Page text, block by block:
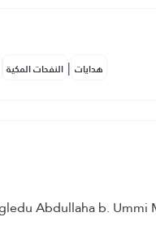
النفحات المكية | هدايات
Abdullaha b. Ummi